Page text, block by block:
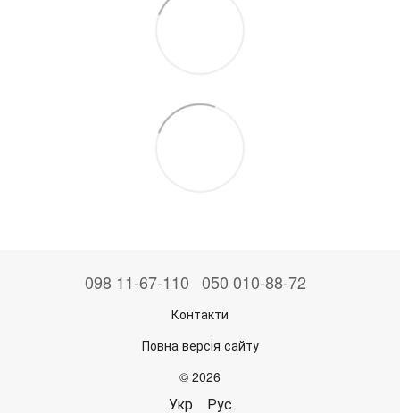
098 11-67-110 050 010-88-72
Контакти
Повна версія сайту
© 2026
Укр Рус